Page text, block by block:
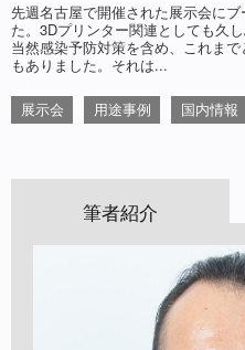
先週名古屋で開催された展示会に
た。3Dプリンター関連としても久
当然感染予防対策を含め、これま
もありました。それは...
展示会 用途事例 国内情報
筆者紹介